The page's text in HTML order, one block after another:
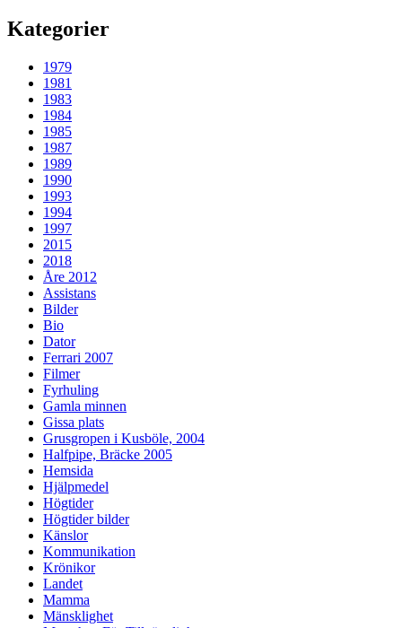
Kategorier
1979
1981
1983
1984
1985
1987
1989
1990
1993
1994
1997
2015
2018
Åre 2012
Assistans
Bilder
Bio
Dator
Ferrari 2007
Filmer
Fyrhuling
Gamla minnen
Gissa plats
Grusgropen i Kusböle, 2004
Halfpipe, Bräcke 2005
Hemsida
Hjälpmedel
Högtider
Högtider bilder
Känslor
Kommunikation
Krönikor
Landet
Mamma
Mänsklighet